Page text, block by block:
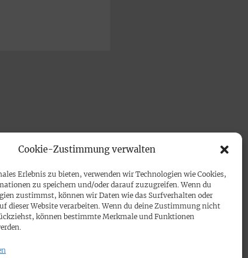
Cookie-Zustimmung verwalten
Erlebnis zu bieten, verwenden wir Technologien wie Cookies,
zu speichern und/oder darauf zuzugreifen. Wenn du
zustimmst, können wir Daten wie das Surfverhalten oder
dieser Website verarbeiten. Wenn du deine Zustimmung nicht
können bestimmte Merkmale und Funktionen